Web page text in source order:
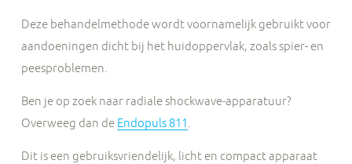
Deze behandelmethode wordt voornamelijk gebruikt voor
aandoeningen dicht bij het huidoppervlak, zoals spier- en
peesproblemen.
Ben je op zoek naar radiale shockwave-apparatuur?
Overweeg dan de Endopuls 811
Dit is een gebruiksvriendelijk, licht en compact apparaat